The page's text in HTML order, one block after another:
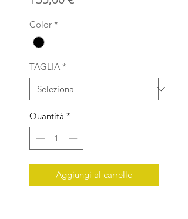
Color *
TAGLIA *
Quantità *
Aggiungi al carrello